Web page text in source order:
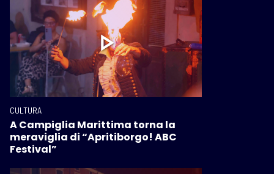
CULTURA
A Campiglia Marittima torna la
meraviglia di “Apritiborgo! ABC
Festival”